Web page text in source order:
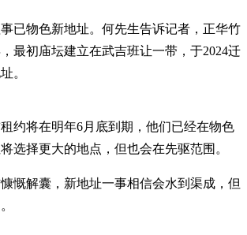
已物色新地址。何先生告诉记者，正华竹
最初庙坛建立在武吉班让一带，于2024迁
。
约将在明年6月底到期，他们已经在物色
选择更大的地点，但也会在先驱范围。
慨解囊，新地址一事相信会水到渠成，但